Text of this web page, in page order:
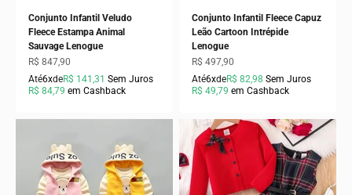
Conjunto Infantil Veludo
Fleece Estampa Animal
Sauvage Lenogue
Preço promocional
R$ 847,90
Até6xdeR$ 141,31 Sem Juros
R$ 84,79 em Cashback
Conjunto Infantil Fleece Capuz
Leão Cartoon Intrépide
Lenogue
Preço promocional
R$ 497,90
Até6xdeR$ 82,98 Sem Juros
R$ 49,79 em Cashback